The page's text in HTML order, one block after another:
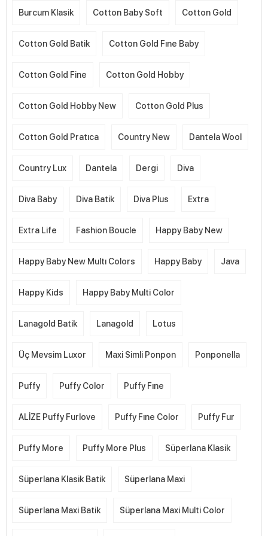
Burcum Klasik Cotton Baby Soft Cotton Gold
Cotton Gold Batik Cotton Gold Fıne Baby
Cotton Gold Fine Cotton Gold Hobby
Cotton Gold Hobby New Cotton Gold Plus
Cotton Gold Pratıca Country New Dantela Wool
Country Lux Dantela Dergi Diva
Diva Baby Diva Batik Diva Plus Extra
Extra Life Fashion Boucle Happy Baby New
Happy Baby New Multı Colors Happy Baby Java
Happy Kids Happy Baby Multi Color
Lanagold Batik Lanagold Lotus
Üç Mevsim Luxor Maxi Simli Ponpon Ponponella
Puffy Puffy Color Puffy Fıne
ALİZE Puffy Furlove Puffy Fıne Color Puffy Fur
Puffy More Puffy More Plus Süperlana Klasik
Süperlana Klasik Batik Süperlana Maxi
Süperlana Maxi Batik Süperlana Maxi Multi Color